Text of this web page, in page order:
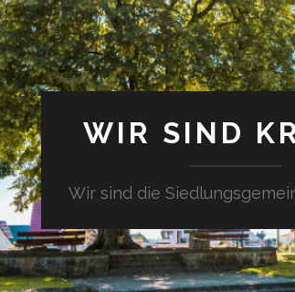
WIR SIND
Wir sind die